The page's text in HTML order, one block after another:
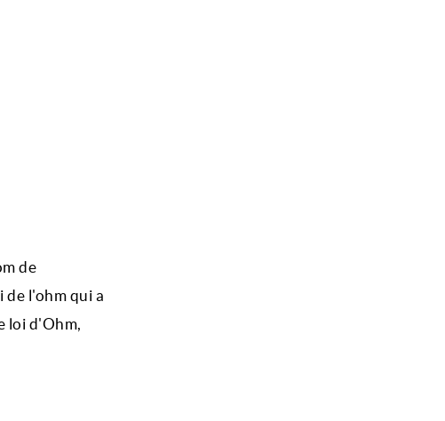
de
de l'ohm qui a
loi d'Ohm,